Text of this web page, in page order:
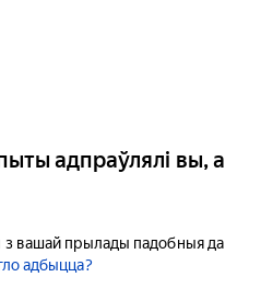
адпраўлялі вы, а
з вашай прылады падобныя да
адбыцца?